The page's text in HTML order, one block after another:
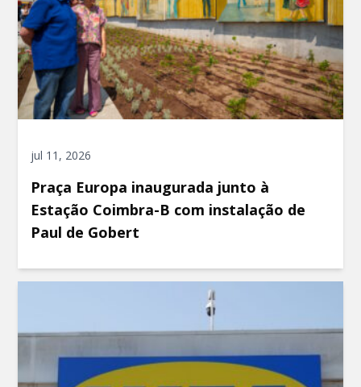
jul 11, 2026
Praça Europa inaugurada junto à
Estação Coimbra-B com instalação de
Paul de Gobert